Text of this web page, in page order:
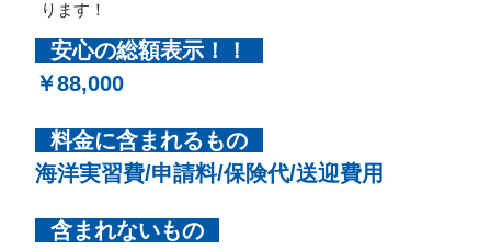
ります！
安心の総額表示！！
￥88,000
料金に含まれるもの
海洋実習費/申請料/保険代/送迎費用
含まれないもの